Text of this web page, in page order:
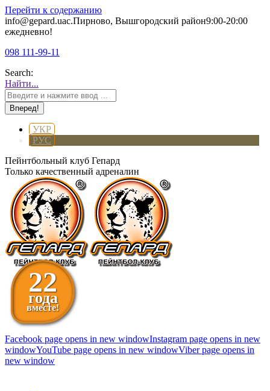
Перейти к содержанию
info@gepard.uaс.Пирново, Вышгородский район9:00-20:00
ежедневно!
098 111-99-11
Search:
Найти...
УКР
РУС
Пейнтбольный клуб Гепард
Только качественный адреналин
22
года
вместе!
Facebook page opens in new windowInstagram page opens in new
windowYouTube page opens in new windowViber page opens in
new window